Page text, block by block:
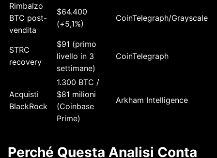
Rimbalzo
BTC post-
vendita
$64.400
(+5,1%)
CoinTelegraph/Grayscale
STRC
recovery
$91 (primo
livello in 3
settimane)
CoinTelegraph
Acquisti
BlackRock
1.300 BTC /
$81 milioni
(Coinbase
Prime)
Arkham Intelligence
Perché Questa Analisi Conta